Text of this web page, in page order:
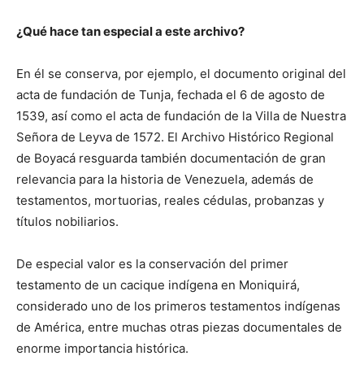
¿Qué hace tan especial a este archivo?
En él se conserva, por ejemplo, el documento original del
acta de fundación de Tunja, fechada el 6 de agosto de
1539, así como el acta de fundación de la Villa de Nuestra
Señora de Leyva de 1572. El Archivo Histórico Regional
de Boyacá resguarda también documentación de gran
relevancia para la historia de Venezuela, además de
testamentos, mortuorias, reales cédulas, probanzas y
títulos nobiliarios.
De especial valor es la conservación del primer
testamento de un cacique indígena en Moniquirá,
considerado uno de los primeros testamentos indígenas
de América, entre muchas otras piezas documentales de
enorme importancia histórica.